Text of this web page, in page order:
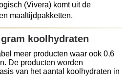
(Vivera) komt uit de
maaltijdpakketten.
koolhydraten
meer producten waar ook 0,6
De producten worden
van het aantal koolhydraten in